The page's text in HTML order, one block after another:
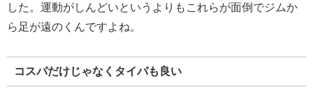
した。運動がしんどいというよりもこれらが面倒でジムか
ら足が遠のくんですよね。
コスパだけじゃなくタイパも良い